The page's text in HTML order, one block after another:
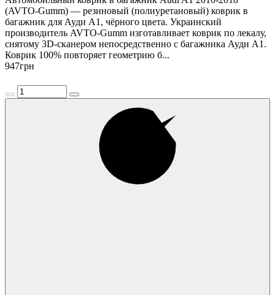
(AVTO-Gumm) — резиновый (полиуретановый) коврик в
багажник для Ауди А1, чёрного цвета. Украинский
производитель AVTO-Gumm изготавливает коврик по лекалу,
снятому 3D-сканером непосредственно с багажника Ауди А1.
Коврик 100% повторяет геометрию б...
947грн